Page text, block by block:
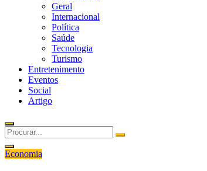
Geral
Internacional
Política
Saúde
Tecnologia
Turismo
Entretenimento
Eventos
Social
Artigo
Economia